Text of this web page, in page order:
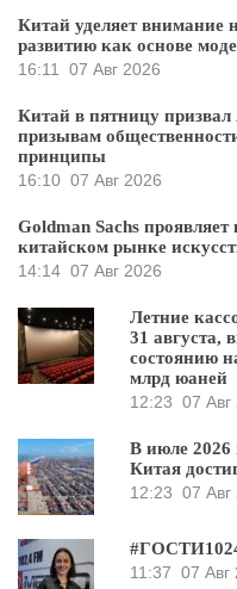
Китай уделяет внимание
развитию как основе
16:11
07 Авг 2026
Китай в пятницу
призывам
принципы
16:10 07 Авг 2026
Goldman Sachs
китайском рынке
14:14 07 Авг 2026
Летние
31 августа,
состоянию
млрд юаней
12:23 07 Авг
В июле 2026
Китая
12:23 07 Авг
11:37 07 Авг